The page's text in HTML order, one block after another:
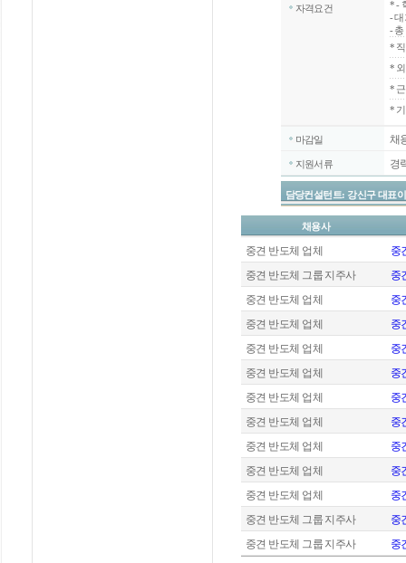
자격요건 *-
-
-
*
*
*
*
마감일 채
지원서류 경
담당컨설턴트: 강신구 대표
채용사
중견 반도체 업체
중
중견 반도체 그룹 지주사
중
중견 반도체 업체
중
중견 반도체 업체
중
중견 반도체 업체
중
중견 반도체 업체
중
중견 반도체 업체
중
중견 반도체 업체
중
중견 반도체 업체
중
중견 반도체 업체
중
중견 반도체 업체
중
중견 반도체 그룹 지주사
중
중견 반도체 그룹 지주사
중